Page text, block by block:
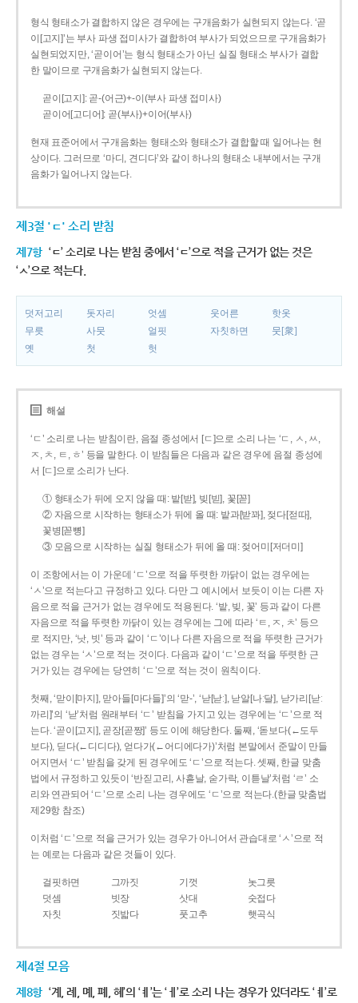
형식 형태소가 결합하지 않은 경우에는 구개음화가 실현되지 않는다. ‘곧
이[고지]’는 부사 파생 접미사가 결합하여 부사가 되었으므로 구개음화가
실현되었지만, ‘곧이어’는 형식 형태소가 아닌 실질 형태소 부사가 결합
한 말이므로 구개음화가 실현되지 않는다.
곧이[고지]: 곧-­(어근)+­-이(부사 파생 접미사)
곧이어[고디어]: 곧(부사)+이어(부사)
현재 표준어에서 구개음화는 형태소와 형태소가 결합할 때 일어나는 현
상이다. 그러므로 ‘마디, 견디다’와 같이 하나의 형태소 내부에서는 구개
음화가 일어나지 않는다.
제3절 'ㄷ' 소리 받침
제7항 ‘ㄷ’ 소리로 나는 받침 중에서 ‘ㄷ’으로 적을 근거가 없는 것은
‘ㅅ’으로 적는다.
덧저고리 돗자리 엇셈 웃어른
핫옷
무릇
사뭇 얼핏 자칫하면
뭇[衆]
옛
첫 헛
해설
‘ㄷ’ 소리로 나는 받침이란, 음절 종성에서 [ㄷ]으로 소리 나는 ‘ㄷ, ㅅ, ㅆ,
ㅈ, ㅊ, ㅌ, ㅎ’ 등을 말한다. 이 받침들은 다음과 같은 경우에 음절 종성에
서 [ㄷ]으로 소리가 난다.
① 형태소가 뒤에 오지 않을 때: 밭[받], 빚[빋], 꽃[꼳]
② 자음으로 시작하는 형태소가 뒤에 올 때: 밭과[받꽈], 젖다[젇따],
꽃병[꼳뼝]
③ 모음으로 시작하는 실질 형태소가 뒤에 올 때: 젖어미[저더미]
이 조항에서는 이 가운데 ‘ㄷ’으로 적을 뚜렷한 까닭이 없는 경우에는
‘ㅅ’으로 적는다고 규정하고 있다. 다만 그 예시에서 보듯이 이는 다른 자
음으로 적을 근거가 없는 경우에도 적용된다. ‘밭, 빚, 꽃’ 등과 같이 다른
자음으로 적을 뚜렷한 까닭이 있는 경우에는 그에 따라 ‘ㅌ, ㅈ, ㅊ’ 등으
로 적지만, ‘낫, 빗’ 등과 같이 ‘ㄷ’이나 다른 자음으로 적을 뚜렷한 근거가
없는 경우는 ‘ㅅ’으로 적는 것이다. 다음과 같이 ‘ㄷ’으로 적을 뚜렷한 근
거가 있는 경우에는 당연히 ‘ㄷ’으로 적는 것이 원칙이다.
첫째, ‘맏이[마지], 맏아들[마다들]’의 ‘맏-’, ‘낟[낟ː], 낟알[나ː달], 낟가리[낟ː
까리]’의 ‘낟’처럼 원래부터 ‘ㄷ’ 받침을 가지고 있는 경우에는 ‘ㄷ’으로 적
는다. ‘곧이[고지], 곧장[곧짱]’ 등도 이에 해당한다. 둘째, ‘돋보다(←도두
보다), 딛다(←디디다), 얻다가(←어디에다가)’처럼 본말에서 준말이 만들
어지면서 ‘ㄷ’ 받침을 갖게 된 경우에도 ‘ㄷ’으로 적는다. 셋째, 한글 맞춤
법에서 규정하고 있듯이 ‘반짇고리, 사흗날, 숟가락, 이튿날’처럼 ‘ㄹ’ 소
리와 연관되어 ‘ㄷ’으로 소리 나는 경우에도 ‘ㄷ’으로 적는다.(한글 맞춤법
제29항 참조)
이처럼 ‘ㄷ’으로 적을 근거가 있는 경우가 아니어서 관습대로 ‘ㅅ’으로 적
는 예로는 다음과 같은 것들이 있다.
걸핏하면 그까짓 기껏
놋그릇
덧셈
빗장 삿대
숫접다
자칫
짓밟다 풋고추 햇곡식
제4절 모음
제8항 ‘계, 례, 몌, 폐, 혜’의 ‘ㅖ’는 ‘ㅔ’로 소리 나는 경우가 있더라도 ‘ㅖ’로